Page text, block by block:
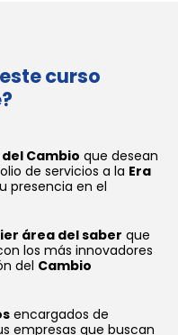
curso
Cambio que desean
de servicios a la Era
presencia en el
área del saber que
los más innovadores
del Cambio
encargados de
empresas que buscan